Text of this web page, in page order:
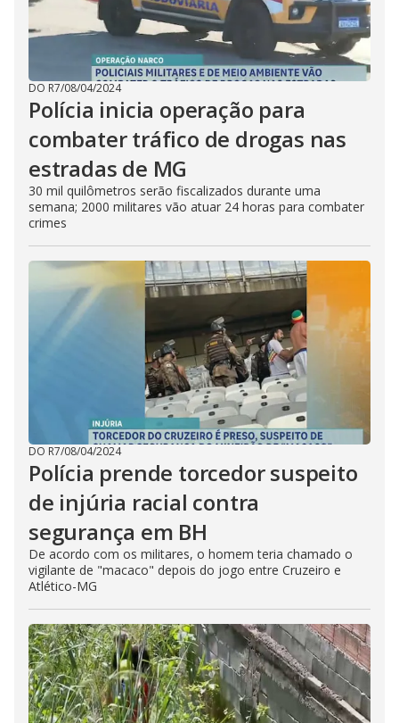
DO R7/08/04/2024
Polícia inicia operação para
combater tráfico de drogas nas
estradas de MG
30 mil quilômetros serão fiscalizados durante uma
semana; 2000 militares vão atuar 24 horas para combater
crimes
DO R7/08/04/2024
Polícia prende torcedor suspeito
de injúria racial contra
segurança em BH
De acordo com os militares, o homem teria chamado o
vigilante de "macaco" depois do jogo entre Cruzeiro e
Atlético-MG